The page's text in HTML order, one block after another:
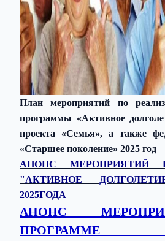
План мероприятий по
программы «Активное
проекта «Семья», а также
«Старшее поколение» 2025 год
АНОНС МЕРОПРИЯТИЙ
"АКТИВНОЕ
2025ГОДА
АНОНС
ПРОГРАММЕ